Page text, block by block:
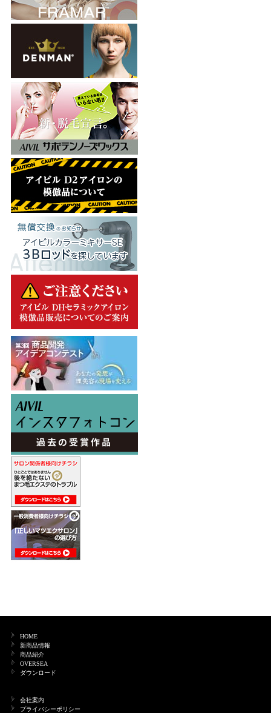
HOME
新商品情報
商品紹介
OVERSEA
ダウンロード
会社案内
プライバシーポリシー